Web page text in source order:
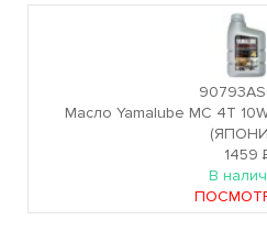
Масло Yamalube MC 4T
1459
В